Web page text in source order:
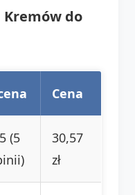
Kremów do
Cena
(5
30,57
zł